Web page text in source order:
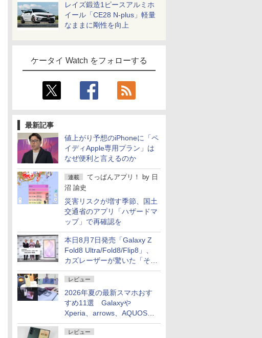
レイズ鍛造1ピースアルミホ
イール「CE28 N-plus」軽量
なままに剛性を向上
ケータイ Watch をフォローする
最新記事
値上がり予想のiPhoneに「ペ
イディApple専用プラン」は
なぜ便利と言えるのか
連載 てっぱんアプリ！ by 日
沼 諭史
災害リスクが増す季節、国土
交通省のアプリ「ハザードマ
ップ」で再確認を
本日8月7日発売「Galaxy Z
Fold8 Ultra/Fold8/Flip8」、
カズレーザーが驚いた「そば
屋のメニュー並みの薄さ」
レビュー
2026年夏の最新スマホおす
すめ11選 Galaxyや
Xperia、arrows、AQUOSな
ど注目機種の特徴は
レビュー